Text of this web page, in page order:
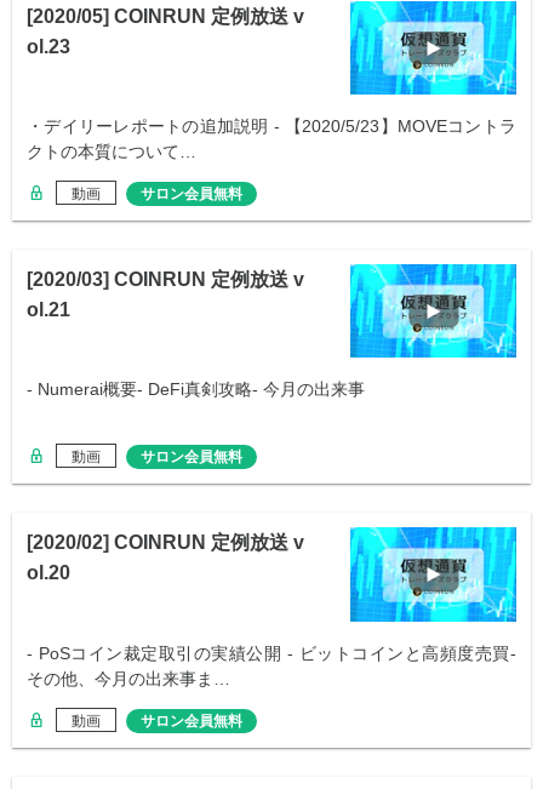
[2020/05] COINRUN 定例放送 v
ol.23
・デイリーレポートの追加説明 - 【2020/5/23】MOVEコントラ
クトの本質について…
動画 サロン会員無料
[2020/03] COINRUN 定例放送 v
ol.21
- Numerai概要- DeFi真剣攻略- 今月の出来事
動画 サロン会員無料
[2020/02] COINRUN 定例放送 v
ol.20
- PoSコイン裁定取引の実績公開 - ビットコインと高頻度売買-
その他、今月の出来事ま…
動画 サロン会員無料